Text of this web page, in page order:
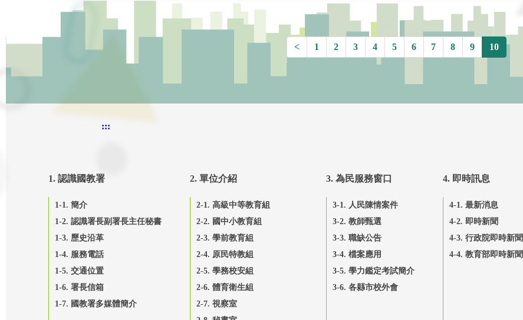
< 1 2 3 4 5 6 7 8 9 10
:::
1. 認識國教署
1-1. 簡介
1-2. 認識署長副署長主任秘書
1-3. 歷史沿革
1-4. 服務電話
1-5. 交通位置
1-6. 署長信箱
1-7. 國教署多媒體簡介
2. 單位介紹
2-1. 高級中等教育組
2-2. 國中小教育組
2-3. 學前教育組
2-4. 原民特教組
2-5. 學務校安組
2-6. 體育衛生組
2-7. 視察室
3. 為民服務窗口
3-1. 人民陳情案件
3-2. 教師甄選
3-3. 職缺公告
3-4. 檔案應用
3-5. 學力鑑定考試簡介
3-6. 各縣市校外會
4. 即時訊息
4-1. 最新消息
4-2. 即時新聞
4-3. 行政院即時新聞
4-4. 教育部即時新聞